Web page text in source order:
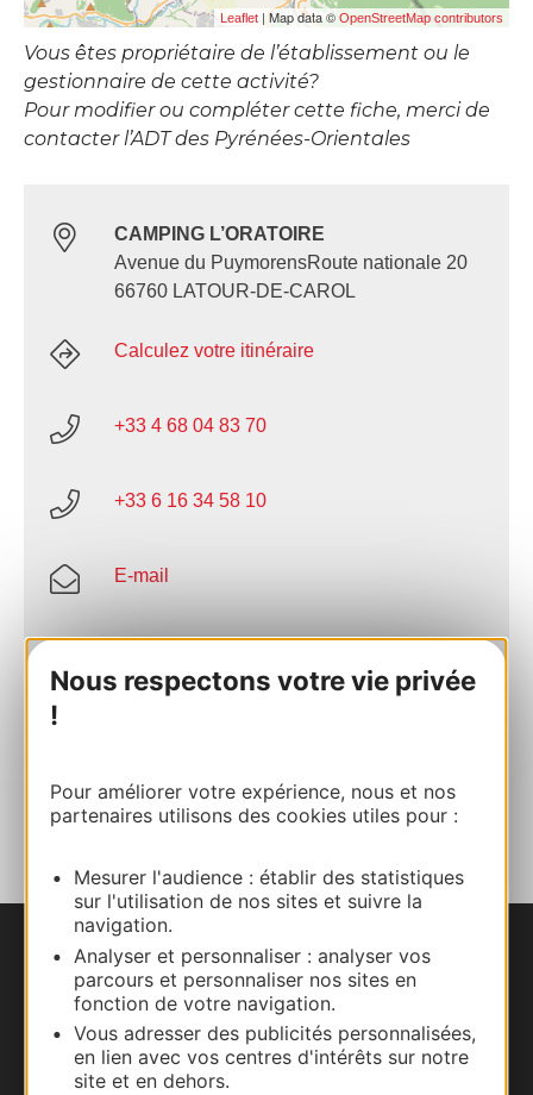
Nous respectons votre vie privée
!
Pour améliorer votre expérience, nous et nos
partenaires utilisons des cookies utiles pour :
Mesurer l'audience : établir des statistiques
sur l'utilisation de nos sites et suivre la
navigation.
Analyser et personnaliser : analyser vos
parcours et personnaliser nos sites en
fonction de votre navigation.
Vous adresser des publicités personnalisées,
en lien avec vos centres d'intérêts sur notre
site et en dehors.
Leaflet | Map data © OpenStreetMap contributors
Vous êtes propriétaire de l’établissement ou le
gestionnaire de cette activité?
Pour modifier ou compléter cette fiche, merci de
contacter l’ADT des Pyrénées-Orientales
CAMPING L’ORATOIRE
Avenue du PuymorensRoute nationale 20
66760 LATOUR-DE-CAROL
Calculez votre itinéraire
+33 4 68 04 83 70
+33 6 16 34 58 10
E-mail
AJOUTER
AU CARNET
Nous contacter
Carte interactive
Documentation